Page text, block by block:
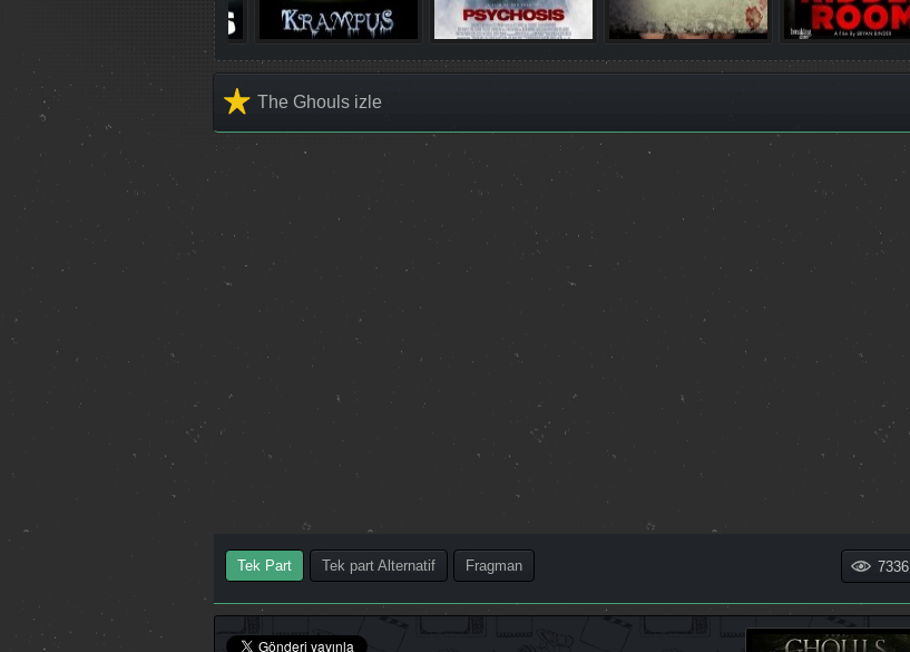
The Ghouls izle
Tek Part Tek part Alternatif Fragman 7336